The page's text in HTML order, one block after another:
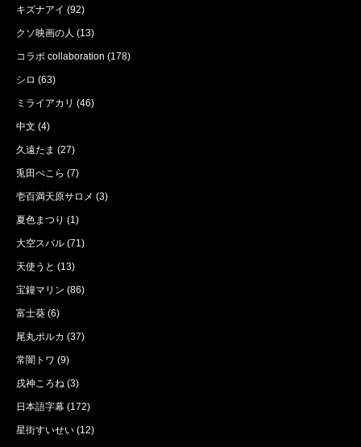
キズナアイ (92)
クソ映画の人 (13)
コラボ collaboration (178)
シロ (63)
ミライアカリ (46)
中文 (4)
久遠たま (27)
兎田ぺこら (7)
壱百満天原サロメ (3)
夏色まつり (1)
大空スバル (71)
天使うと (13)
宝鐘マリン (86)
富士葵 (6)
尾丸ポルカ (37)
常闇トワ (9)
戌神ころね (3)
日本語字幕 (172)
星街すいせい (12)